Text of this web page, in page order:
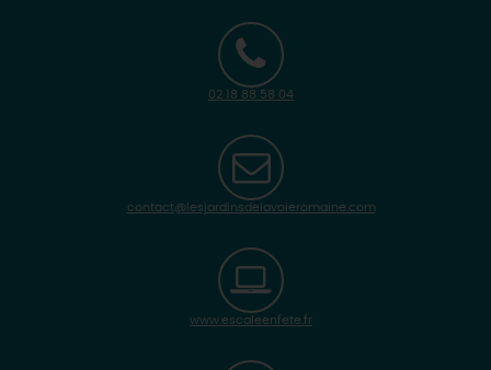
02 18 88 58 04
contact@lesjardinsdelavoieromaine.com
www.escaleenfete.fr